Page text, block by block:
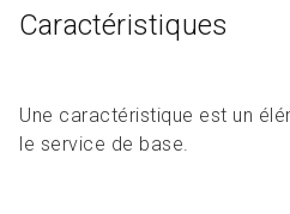
Caractéristiques
Une caractéristique est un
le service de base.